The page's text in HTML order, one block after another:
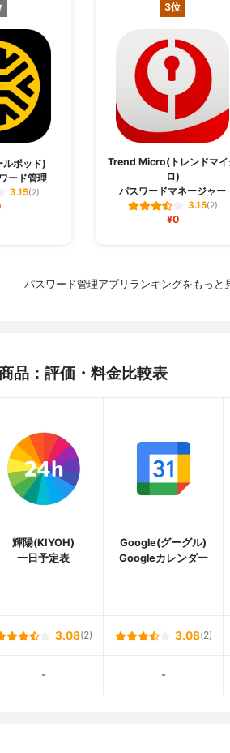
ポッド)
ード管理
3.15(2)
3位
Trend Micro(トレンドマイ
ロ)
パスワードマネージャー
3.15(2)
¥0
パスワード管理アプリランキングをもっと
品：評価・料金比較表
輝陽(KIYOH)
一日予定表
Google(グーグル)
Googleカレンダー
3.08(2) 3.08(2)
- -